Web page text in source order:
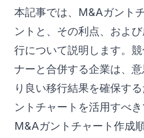
本記事では、M&Aガント
ントと、その利点、およ
行について説明します。
ナーと合併する企業は、
り良い移行結果を確保す
ントチャートを活用すべき
M&Aガントチャート作成